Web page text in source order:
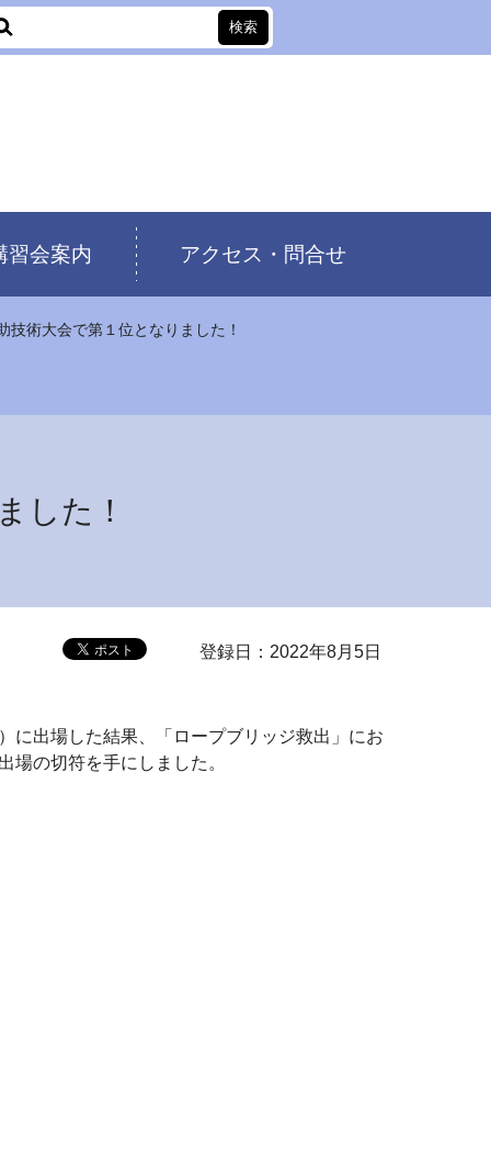
習会案内 アクセス・問合せ
術大会で第１位となりました！
した！
登録日：2022年8月5日
に出場した結果、「ロープブリッジ救出」にお
の切符を手にしました。